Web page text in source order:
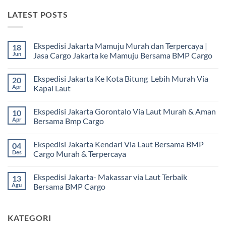
LATEST POSTS
18
Jun
Ekspedisi Jakarta Mamuju Murah dan Terpercaya |
Jasa Cargo Jakarta ke Mamuju Bersama BMP Cargo
komentar
pada
Ekspedisi
Murah
dan
Terpercaya
Cargo
Jakarta
ke
BMP
Cargo
20
Apr
Ekspedisi Jakarta Ke Kota Bitung Lebih Murah Via
Kapal Laut
komentar
pada
Ekspedisi
Kota
Bitung
Lebih
Kapal
Laut
10
Apr
Ekspedisi Jakarta Gorontalo Via Laut Murah & Aman
Bersama Bmp Cargo
komentar
pada
Ekspedisi
Via
Laut
Murah
Bmp
Cargo
04
Des
Ekspedisi Jakarta Kendari Via Laut Bersama BMP
Cargo Murah & Terpercaya
komentar
pada
Ekspedisi
Laut
Bersama
13
Agu
Ekspedisi Jakarta- Makassar via Laut Terbaik
Bersama BMP Cargo
pada
Ekspedisi
KATEGORI